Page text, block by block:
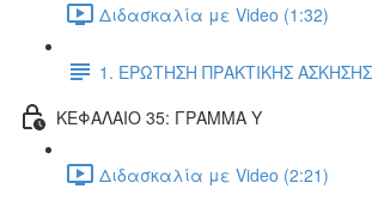
Διδασκαλία με Video (1:32)
1. ΕΡΩΤΗΣΗ ΠΡΑΚΤΙΚΗΣ ΑΣΚΗΣΗΣ
ΚΕΦΑΛΑΙΟ 35: ΓΡΑΜΜΑ Υ
Διδασκαλία με Video (2:21)